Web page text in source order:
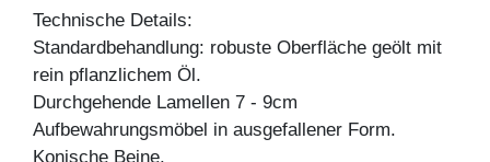
Technische Details:
Standardbehandlung: robuste Oberfläche geölt mit
rein pflanzlichem Öl.
Durchgehende Lamellen 7 - 9cm
Aufbewahrungsmöbel in ausgefallener Form.
Konische Beine.